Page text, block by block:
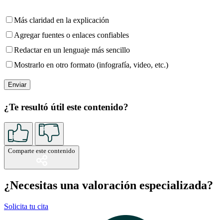
Más claridad en la explicación
Agregar fuentes o enlaces confiables
Redactar en un lenguaje más sencillo
Mostrarlo en otro formato (infografía, video, etc.)
¿Te resultó útil este contenido?
Comparte este contenido
¿Necesitas una valoración especializada?
Solicita tu cita